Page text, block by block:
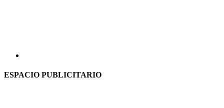
ESPACIO PUBLICITARIO